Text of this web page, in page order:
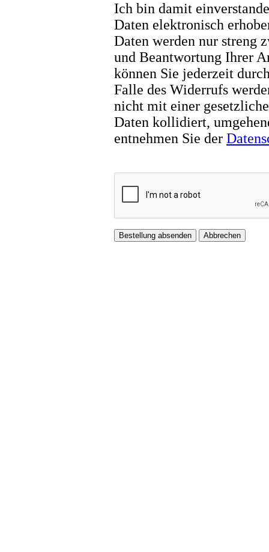
Ich bin damit
Daten elektronisch
Daten werden nur streng
und Beantwortung Ihrer
können Sie jederzeit
Falle des Widerrufs
nicht mit einer
Daten kollidiert,
entnehmen Sie der